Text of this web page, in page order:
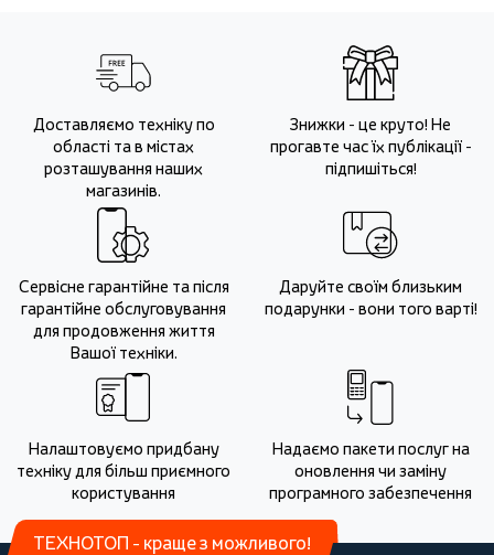
Доставляємо техніку по
області та в містах
розташування наших
магазинів.
Знижки - це круто! Не
прогавте час їх публікації -
підпишіться!
Сервісне гарантійне та після
гарантійне обслуговування
для продовження життя
Вашої техніки.
Даруйте своїм близьким
подарунки - вони того варті!
Налаштовуємо придбану
техніку для більш приємного
користування
Надаємо пакети послуг на
оновлення чи заміну
програмного забезпечення
ТЕХНОТОП - краще з можливого!